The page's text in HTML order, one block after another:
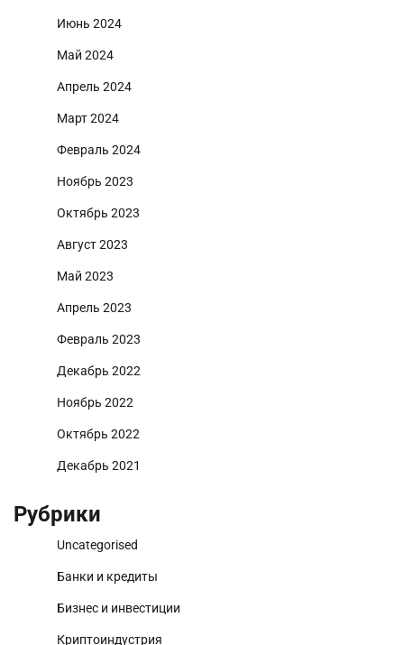
Июнь 2024
Май 2024
Апрель 2024
Март 2024
Февраль 2024
Ноябрь 2023
Октябрь 2023
Август 2023
Май 2023
Апрель 2023
Февраль 2023
Декабрь 2022
Ноябрь 2022
Октябрь 2022
Декабрь 2021
Рубрики
Uncategorised
Банки и кредиты
Бизнес и инвестиции
Криптоиндустрия